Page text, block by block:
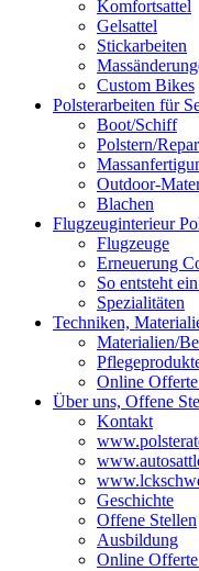
Komfortsattel
Gelsattel
Stickarbeiten
Custom Bikes
Polsterarbeiten für
Boot/Schiff
Polstern/
Outdoor-
Blachen
Flugzeuginterieur
Flugzeuge
Erneuerung
So entsteht
Spezialitäten
Techniken,
Materialien/
Online
Über uns, Offene
Kontakt
Geschichte
Offene Stellen
Ausbildung
Online